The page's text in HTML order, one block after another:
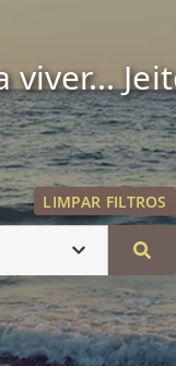
LIMPAR FILTROS